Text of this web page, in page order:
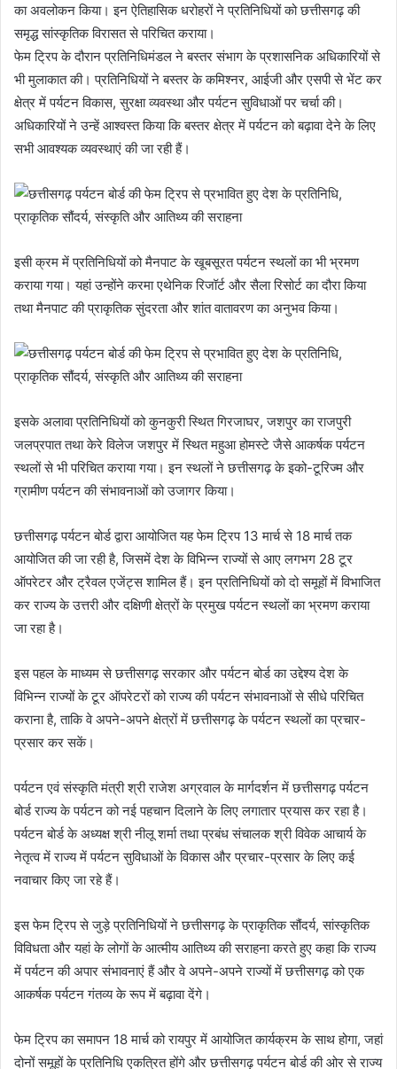
का अवलोकन किया। इन ऐतिहासिक धरोहरों ने प्रतिनिधियों को छत्तीसगढ़ की
समृद्ध सांस्कृतिक विरासत से परिचित कराया।
फेम ट्रिप के दौरान प्रतिनिधिमंडल ने बस्तर संभाग के प्रशासनिक अधिकारियों से
भी मुलाकात की। प्रतिनिधियों ने बस्तर के कमिश्नर, आईजी और एसपी से भेंट कर
क्षेत्र में पर्यटन विकास, सुरक्षा व्यवस्था और पर्यटन सुविधाओं पर चर्चा की।
अधिकारियों ने उन्हें आश्वस्त किया कि बस्तर क्षेत्र में पर्यटन को बढ़ावा देने के लिए
सभी आवश्यक व्यवस्थाएं की जा रही हैं।
इसी क्रम में प्रतिनिधियों को मैनपाट के खूबसूरत पर्यटन स्थलों का भी भ्रमण
कराया गया। यहां उन्होंने करमा एथेनिक रिजॉर्ट और सैला रिसोर्ट का दौरा किया
तथा मैनपाट की प्राकृतिक सुंदरता और शांत वातावरण का अनुभव किया।
इसके अलावा प्रतिनिधियों को कुनकुरी स्थित गिरजाघर, जशपुर का राजपुरी
जलप्रपात तथा केरे विलेज जशपुर में स्थित महुआ होमस्टे जैसे आकर्षक पर्यटन
स्थलों से भी परिचित कराया गया। इन स्थलों ने छत्तीसगढ़ के इको-टूरिज्म और
ग्रामीण पर्यटन की संभावनाओं को उजागर किया।
छत्तीसगढ़ पर्यटन बोर्ड द्वारा आयोजित यह फेम ट्रिप 13 मार्च से 18 मार्च तक
आयोजित की जा रही है, जिसमें देश के विभिन्न राज्यों से आए लगभग 28 टूर
ऑपरेटर और ट्रैवल एजेंट्स शामिल हैं। इन प्रतिनिधियों को दो समूहों में विभाजित
कर राज्य के उत्तरी और दक्षिणी क्षेत्रों के प्रमुख पर्यटन स्थलों का भ्रमण कराया
जा रहा है।
इस पहल के माध्यम से छत्तीसगढ़ सरकार और पर्यटन बोर्ड का उद्देश्य देश के
विभिन्न राज्यों के टूर ऑपरेटरों को राज्य की पर्यटन संभावनाओं से सीधे परिचित
कराना है, ताकि वे अपने-अपने क्षेत्रों में छत्तीसगढ़ के पर्यटन स्थलों का प्रचार-
प्रसार कर सकें।
पर्यटन एवं संस्कृति मंत्री श्री राजेश अग्रवाल के मार्गदर्शन में छत्तीसगढ़ पर्यटन
बोर्ड राज्य के पर्यटन को नई पहचान दिलाने के लिए लगातार प्रयास कर रहा है।
पर्यटन बोर्ड के अध्यक्ष श्री नीलू शर्मा तथा प्रबंध संचालक श्री विवेक आचार्य के
नेतृत्व में राज्य में पर्यटन सुविधाओं के विकास और प्रचार-प्रसार के लिए कई
नवाचार किए जा रहे हैं।
इस फेम ट्रिप से जुड़े प्रतिनिधियों ने छत्तीसगढ़ के प्राकृतिक सौंदर्य, सांस्कृतिक
विविधता और यहां के लोगों के आत्मीय आतिथ्य की सराहना करते हुए कहा कि राज्य
में पर्यटन की अपार संभावनाएं हैं और वे अपने-अपने राज्यों में छत्तीसगढ़ को एक
आकर्षक पर्यटन गंतव्य के रूप में बढ़ावा देंगे।
फेम ट्रिप का समापन 18 मार्च को रायपुर में आयोजित कार्यक्रम के साथ होगा, जहां
दोनों समूहों के प्रतिनिधि एकत्रित होंगे और छत्तीसगढ़ पर्यटन बोर्ड की ओर से राज्य